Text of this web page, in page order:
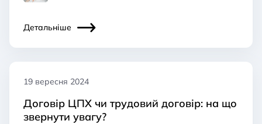
Детальніше
19 вересня 2024
Договір ЦПХ чи трудовий договір: на що
звернути увагу?